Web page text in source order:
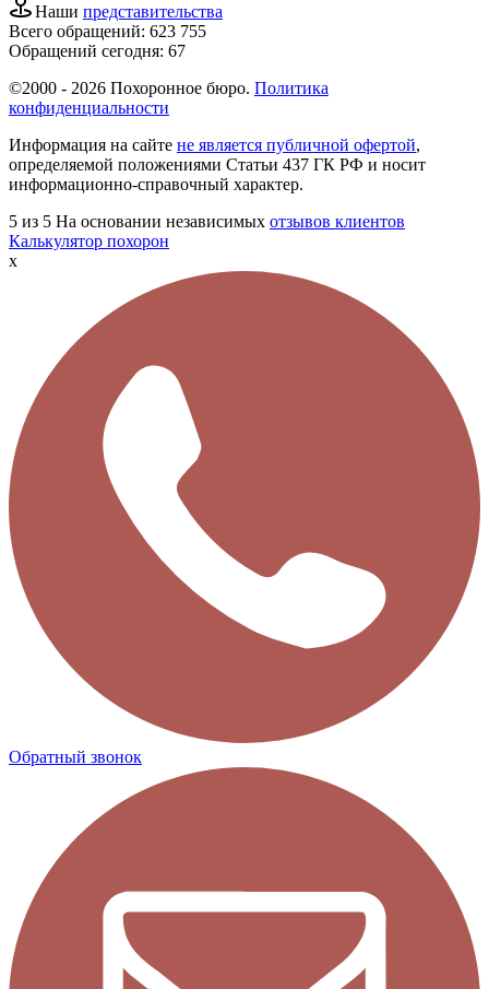
Наши представительства
Всего обращений: 623 755
Обращений сегодня: 67
©2000 - 2026 Похоронное бюро. Политика
конфиденциальности
Информация на сайте не является публичной офертой,
определяемой положениями Статьи 437 ГК РФ и носит
информационно-справочный характер.
5 из 5 На основании независимых отзывов клиентов
Калькулятор похорон
x
Обратный звонок